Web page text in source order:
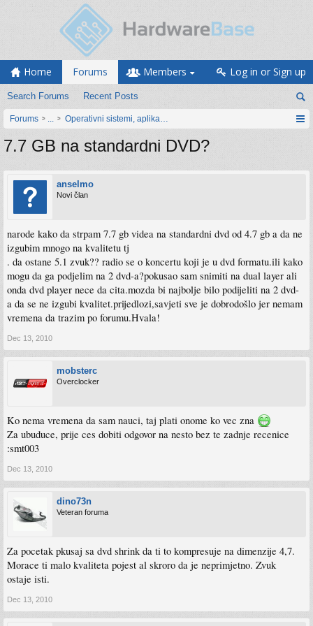
Home Forums
Search Forums Recent Posts
Members Log in or Sign up
Forums ... Operativni sistemi, aplikacije i programiranje
7.7 GB na standardni DVD?
anselmo
Novi član
narode kako da strpam 7.7 gb videa na standardni dvd od 4.7 gb a da ne
izgubim mnogo na kvalitetu tj
. da ostane 5.1 zvuk?? radio se o koncertu koji je u dvd formatu.ili kako
mogu da ga podjelim na 2 dvd-a?pokusao sam snimiti na dual layer ali
onda dvd player nece da cita.mozda bi najbolje bilo podijeliti na 2 dvd-
a da se ne izgubi kvalitet.prijedlozi,savjeti sve je dobrodošlo jer nemam
vremena da trazim po forumu.Hvala!
Dec 13, 2010
mobsterc
Overclocker
Ko nema vremena da sam nauci, taj plati onome ko vec zna
Za ubuduce, prije ces dobiti odgovor na nesto bez te zadnje recenice
:smt003
Dec 13, 2010
dino73n
Veteran foruma
Za pocetak pkusaj sa dvd shrink da ti to kompresuje na dimenzije 4,7.
Morace ti malo kvaliteta pojest al skroro da je neprimjetno. Zvuk
ostaje isti.
Dec 13, 2010